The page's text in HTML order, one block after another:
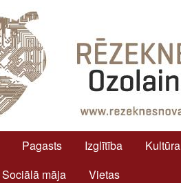
Pagasts Izglītība Kultūra
Sociālā māja Vietas